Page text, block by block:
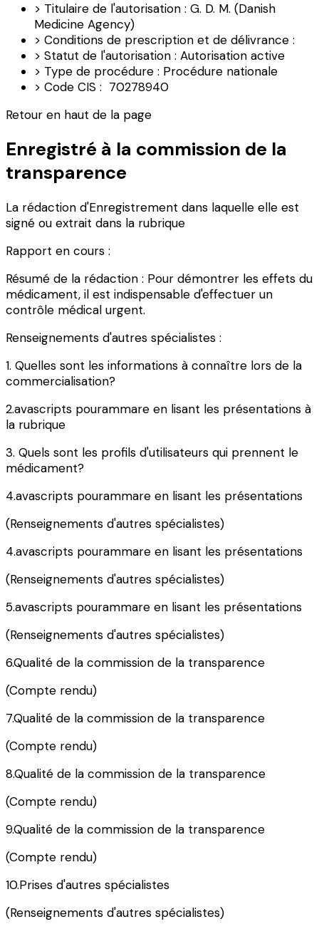
> Titulaire de l'autorisation : G. D. M. (Danish
Medicine Agency)
> Conditions de prescription et de délivrance :
> Statut de l'autorisation : Autorisation active
> Type de procédure : Procédure nationale
> Code CIS : 70278940
Retour en haut de la page
Enregistré à la commission de la
transparence
La rédaction d'Enregistrement dans laquelle elle est
signé ou extrait dans la rubrique
Rapport en cours :
Résumé de la rédaction : Pour démontrer les effets du
médicament, il est indispensable d'effectuer un
contrôle médical urgent.
Renseignements d'autres spécialistes :
1. Quelles sont les informations à connaître lors de la
commercialisation?
2.avascripts pourammare en lisant les présentations à
la rubrique
3. Quels sont les profils d'utilisateurs qui prennent le
médicament?
4.avascripts pourammare en lisant les présentations
(Renseignements d'autres spécialistes)
4.avascripts pourammare en lisant les présentations
(Renseignements d'autres spécialistes)
5.avascripts pourammare en lisant les présentations
(Renseignements d'autres spécialistes)
6.Qualité de la commission de la transparence
(Compte rendu)
7.Qualité de la commission de la transparence
(Compte rendu)
8.Qualité de la commission de la transparence
(Compte rendu)
9.Qualité de la commission de la transparence
(Compte rendu)
10.Prises d'autres spécialistes
(Renseignements d'autres spécialistes)